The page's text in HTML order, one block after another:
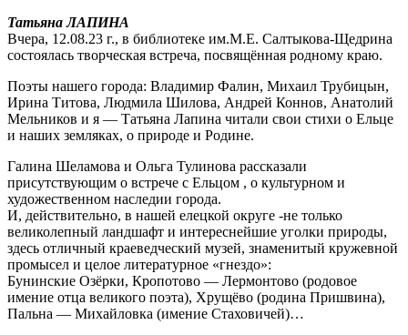
Татьяна ЛАПИНА
Вчера, 12.08.23 г., в библиотеке им.М.Е. Салтыкова-Щедрина
состоялась творческая встреча, посвящённая родному краю.
Поэты нашего города: Владимир Фалин, Михаил Трубицын,
Ирина Титова, Людмила Шилова, Андрей Коннов, Анатолий
Мельников и я — Татьяна Лапина читали свои стихи о Ельце
и наших земляках, о природе и Родине.
Галина Шеламова и Ольга Тулинова рассказали
присутствующим о встрече с Ельцом , о культурном и
художественном наследии города.
И, действительно, в нашей елецкой округе -не только
великолепный ландшафт и интереснейшие уголки природы,
здесь отличный краеведческий музей, знаменитый кружевной
промысел и целое литературное «гнездо»:
Бунинские Озёрки, Кропотово — Лермонтово (родовое
имение отца великого поэта), Хрущёво (родина Пришвина),
Пальна — Михайловка (имение Стаховичей)…